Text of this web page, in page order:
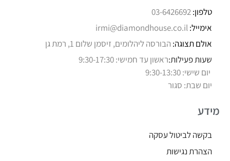
טלפון:03-6426692
אימייל:irmi@diamondhouse.co.il
אולם תצוגה: הבורסה ליהלומים, זיסמן שלום 1, רמת גן
שעות פעילות:ראשון עד חמישי: 9:30-17:30
יום שישי: 9:30-13:30
יום שבת: סגור
מידע
בקשה לביטול עסקה
הצהרת נגישות